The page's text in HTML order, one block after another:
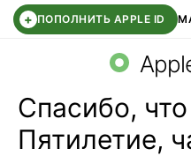
+ ПОПОЛНИТЬ APPLE ID
СБЕР КИДС ВТБ
Спасибо,
Пятилетие,